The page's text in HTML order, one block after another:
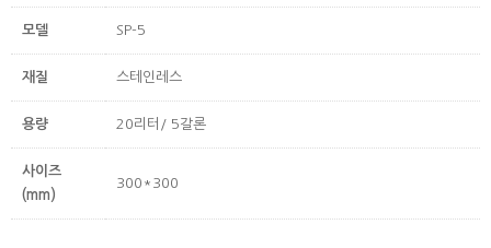
모델 SP-5
재질 스테인레스
용량 20리터/ 5갈론
사이즈
(mm)
300*300